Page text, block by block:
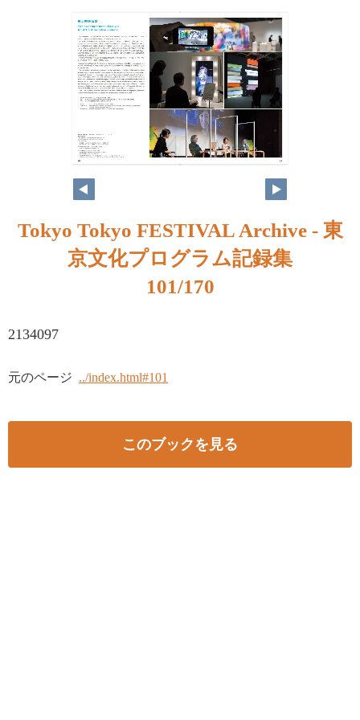
Tokyo Tokyo FESTIVAL Archive - 東
京文化プログラム記録集
101/170
2134097
元のページ ../index.html#101
このブックを見る